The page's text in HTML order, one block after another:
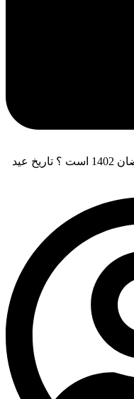
چندم عید ماه رمضان 1402 است ؟ تاریخ عید